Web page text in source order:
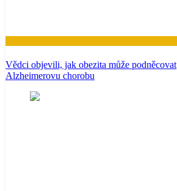
Vědci objevili, jak obezita může podněcovat
Alzheimerovu chorobu